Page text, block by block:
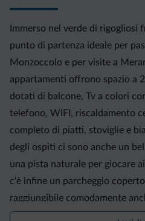
Immerso nel verde di rigogliosi
punto di partenza ideale per
Monzoccolo e per visite a
appartamenti offrono spazio a
dotati di balcone, Tv a colori
telefono, WIFI, riscaldamento
completo di piatti, stoviglie e
degli ospiti ci sono anche un
una pista naturale per giocare
c'è infine un parcheggio
raggiungibile comodamente